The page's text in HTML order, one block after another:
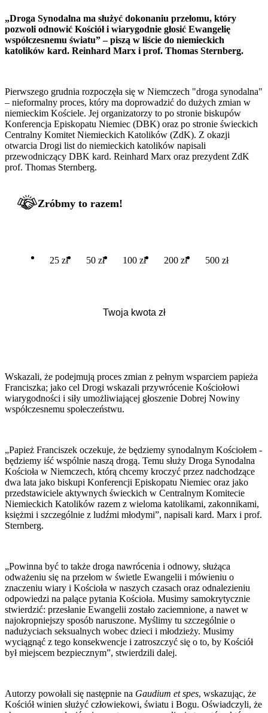
„Droga Synodalna ma służyć dokonaniu przełomu, który
pozwoli odnowić Kościół i wiarygodnie głosić Ewangelię
współczesnemu światu” – piszą w liście do niemieckich
katolików kard. Reinhard Marx i prof. Thomas Sternberg.
Pierwszego grudnia rozpoczęła się w Niemczech "droga synodalna"
– nieformalny proces, który ma doprowadzić do dużych zmian w
niemieckim Kościele. Jej organizatorzy to po stronie biskupów
Konferencja Episkopatu Niemiec (DBK) oraz po stronie świeckich
Centralny Komitet Niemieckich Katolików (ZdK). Z okazji
otwarcia Drogi list do niemieckich katolików napisali
przewodniczący DBK kard. Reinhard Marx oraz prezydent ZdK
prof. Thomas Sternberg.
Zróbmy to razem!
25 zł 50 zł 100 zł 200 zł 500 zł
Wskazali, że podejmują proces zmian z pełnym wsparciem papieża
Franciszka; jako cel Drogi wskazali przywrócenie Kościołowi
wiarygodności i siły umożliwiającej głoszenie Dobrej Nowiny
współczesnemu społeczeństwu.
„Papież Franciszek oczekuje, że będziemy synodalnym Kościołem -
będziemy iść wspólnie naszą drogą. Temu służy Droga Synodalna
Kościoła w Niemczech, którą chcemy kroczyć przez nadchodzące
dwa lata jako biskupi Konferencji Episkopatu Niemiec oraz jako
przedstawiciele aktywnych świeckich w Centralnym Komitecie
Niemieckich Katolików razem z wieloma katolikami, zakonnikami,
księżmi i szczególnie z ludźmi młodymi”, napisali kard. Marx i prof.
Sternberg.
„Powinna być to także droga nawrócenia i odnowy, służąca
odważeniu się na przełom w świetle Ewangelii i mówieniu o
znaczeniu wiary i Kościoła w naszych czasach oraz odnalezieniu
odpowiedzi na palące pytania Kościoła. Musimy samokrytycznie
stwierdzić: przesłanie Ewangelii zostało zaciemnione, a nawet w
najokropniejszy sposób naruszone. Myślimy tu szczególnie o
nadużyciach seksualnych wobec dzieci i młodzieży. Musimy
wyciągnąć z tego konsekwencje i zatroszczyć się o to, by Kościół
był miejscem bezpiecznym”, stwierdzili dalej.
Autorzy powołali się następnie na Gaudium et spes, wskazując, że
Kościół winien służyć człowiekowi, światu i Bogu. Oświadczyli, że